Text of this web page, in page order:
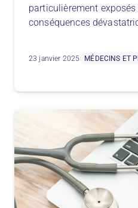
particulièrement
conséquences
23 janvier 2025 MÉDECINS ET